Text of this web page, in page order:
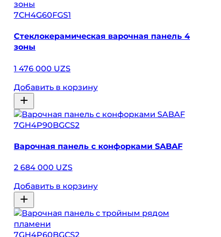
7CH4G60FGS1
Стеклокерамическая варочная панель 4
зоны
1 476 000 UZS
Добавить в корзину
7GH4P90BGCS2
Варочная панель с конфорками SABAF
2 684 000 UZS
Добавить в корзину
7GH4P60BGCS2